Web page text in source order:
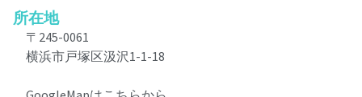
所在地
〒245-0061
横浜市戸塚区汲沢1-1-18